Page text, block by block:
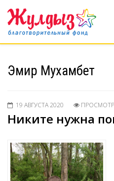
Эмир Мухамбет
19 АВГУСТА 2020
Никите нужна